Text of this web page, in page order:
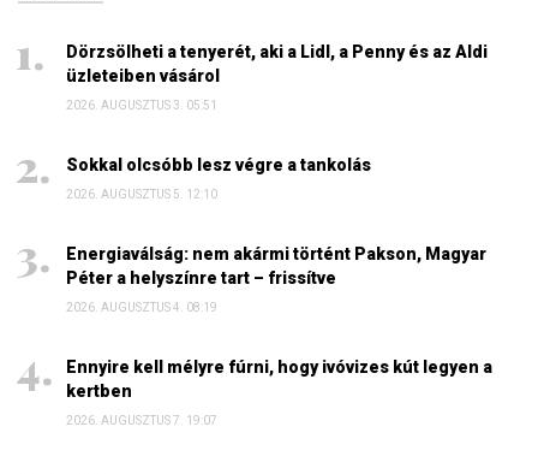
Dörzsölheti a tenyerét, aki a Lidl, a Penny és az Aldi
üzleteiben vásárol
2026. AUGUSZTUS 3. 05:51
Sokkal olcsóbb lesz végre a tankolás
2026. AUGUSZTUS 5. 12:10
Energiaválság: nem akármi történt Pakson, Magyar
Péter a helyszínre tart – frissítve
2026. AUGUSZTUS 4. 08:19
Ennyire kell mélyre fúrni, hogy ivóvizes kút legyen a
kertben
2026. AUGUSZTUS 7. 19:07